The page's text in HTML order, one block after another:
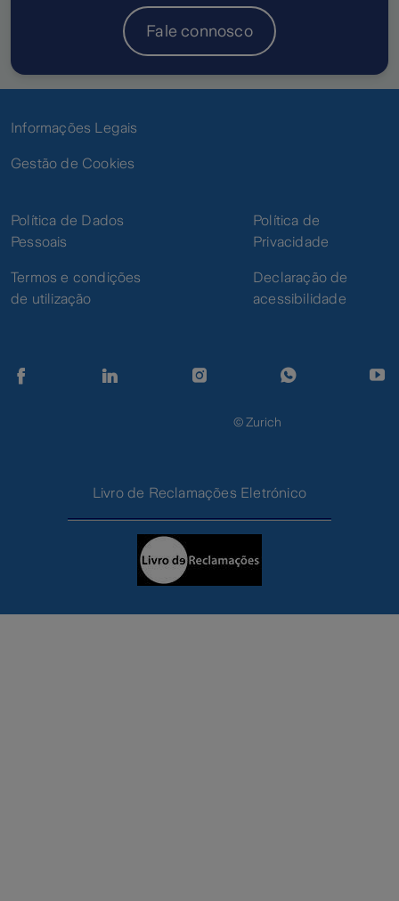
Fale connosco
Informações Legais
Gestão de Cookies
Política de Dados
Pessoais
Termos e condições
de utilização
Política de
Privacidade
Declaração de
acessibilidade
© Zurich
Livro de Reclamações Eletrónico